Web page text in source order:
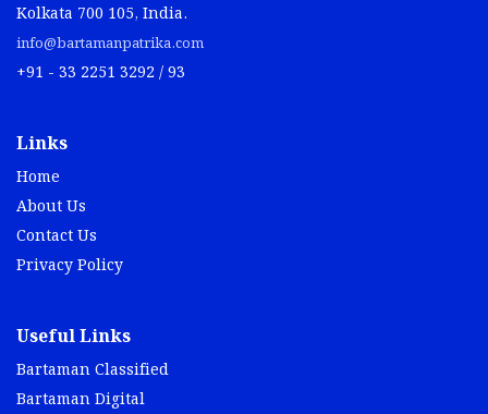
Kolkata 700 105, India.
info@bartamanpatrika.com
+91 - 33 2251 3292 / 93
Links
Home
About Us
Contact Us
Privacy Policy
Useful Links
Bartaman Classified
Bartaman Digital